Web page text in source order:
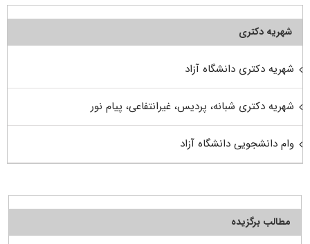
شهریه دکتری
شهریه دکتری دانشگاه آزاد
شهریه دکتری شبانه، پردیس، غیرانتفاعی، پیام نور
وام دانشجویی دانشگاه آزاد
مطالب برگزیده